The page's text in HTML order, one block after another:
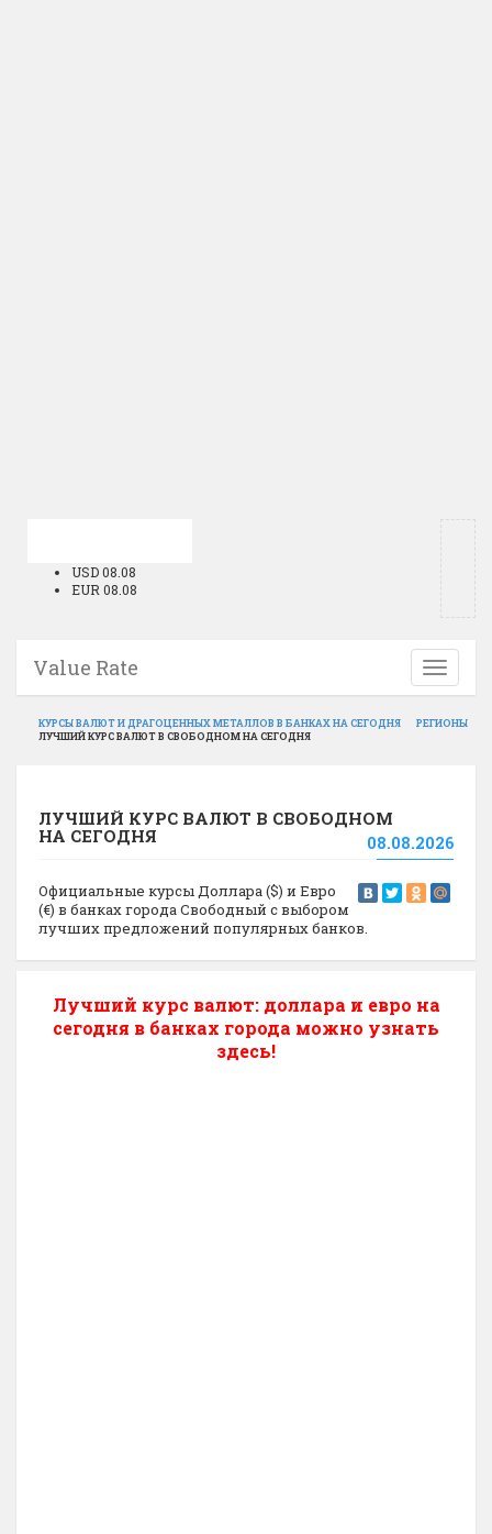
USD 08.08
EUR 08.08
Toggle
Value Rate
КУРСЫ ВАЛЮТ И ДРАГОЦЕННЫХ МЕТАЛЛОВ В БАНКАХ НА СЕГОДНЯ
РЕГИОНЫ
ЛУЧШИЙ КУРС ВАЛЮТ В СВОБОДНОМ НА СЕГОДНЯ
ЛУЧШИЙ КУРС ВАЛЮТ В СВОБОДНОМ
НА СЕГОДНЯ
08.08.2026
Официальные курсы Доллара ($) и Евро
(€) в банках города Свободный с выбором
лучших предложений популярных банков.
Лучший курс валют: доллара и евро на
сегодня в банках города можно узнать
здесь!